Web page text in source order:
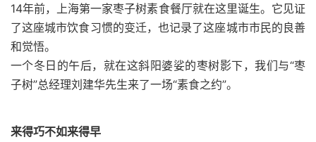
14年前，上海第一家枣子树素食餐厅就在这里诞生。它见证
了这座城市饮食习惯的变迁，也记录了这座城市市民的良善
和觉悟。
一个冬日的午后，就在这斜阳婆娑的枣树影下，我们与“枣
子树”总经理刘建华先生来了一场“素食之约”。
来得巧不如来得早